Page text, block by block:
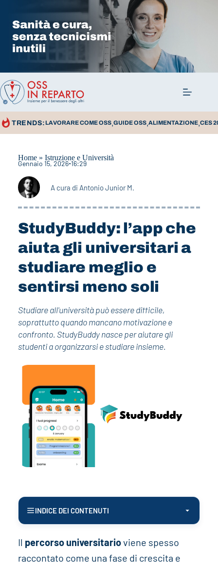
TRENDS: LAVORARE COME OSS,GUIDE OSS,ALIMENTAZIONE,CES
Home» Istruzione e Università
Gennaio 15, 2026 16:29
A cura di Antonio Junior M.
StudyBuddy: l’app che
aiuta gli universitari a
studiare meglio e
sentirsi meno soli
Studiare all'università può essere difficile,
soprattutto quando mancano motivazione e
confronto. StudyBuddy nasce per aiutare gli
studenti a organizzarsi e studiare insieme.
INDICE DEI CONTENUTI
Il percorso universitarioviene spesso
raccontato come una fase di crescita e